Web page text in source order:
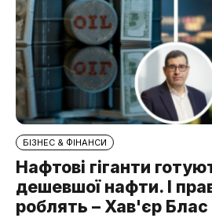
БІЗНЕС & ФІНАНСИ
Нафтові гіганти
дешевшої нафти. І
роблять – Хав'єр Блас